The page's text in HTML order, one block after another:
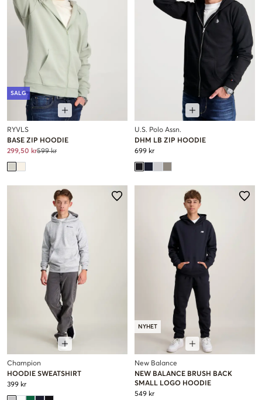
SALG
RYVLS
BASE ZIP HOODIE
299,50 kr599 kr
U.S. Polo Assn.
DHM LB ZIP HOODIE
699 kr
Champion
HOODIE SWEATSHIRT
399 kr
NYHET
New Balance
NEW BALANCE BRUSH BACK
SMALL LOGO HOODIE
549 kr